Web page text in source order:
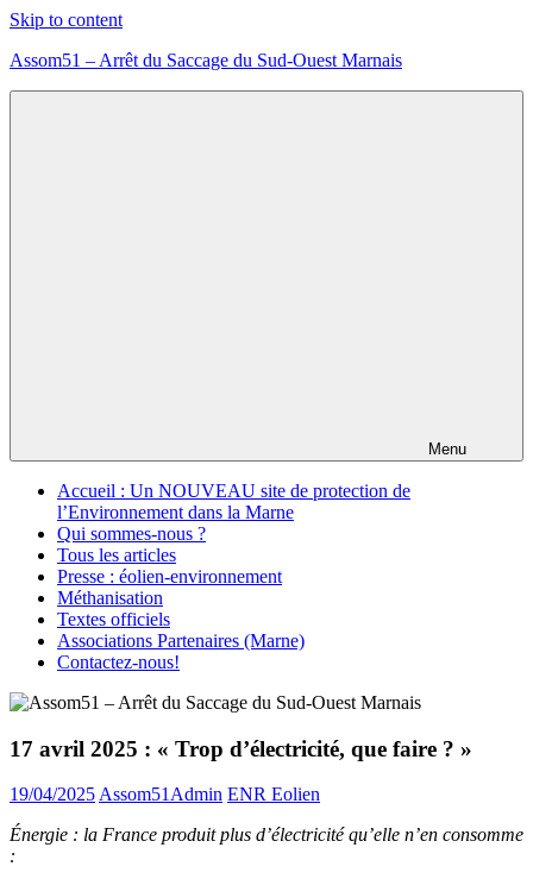
Skip to content
Assom51 – Arrêt du Saccage du Sud-Ouest Marnais
Menu
Accueil : Un NOUVEAU site de protection de
l’Environnement dans la Marne
Qui sommes-nous ?
Tous les articles
Presse : éolien-environnement
Méthanisation
Textes officiels
Associations Partenaires (Marne)
Contactez-nous!
17 avril 2025 : « Trop d’électricité, que faire ? »
19/04/2025Assom51Admin ENR Eolien
Énergie : la France produit plus d’électricité qu’elle n’en consomme
: